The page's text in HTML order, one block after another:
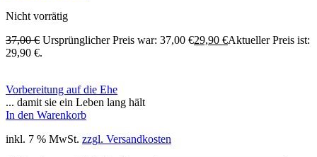
Nicht vorrätig
37,00€ Ursprünglicher Preis war: 37,00 €29,90 €Aktueller Preis ist:
29,90 €.
Vorbereitung auf die Ehe
... damit sie ein Leben lang hält
In den Warenkorb
inkl. 7 % MwSt. zzgl. Versandkosten